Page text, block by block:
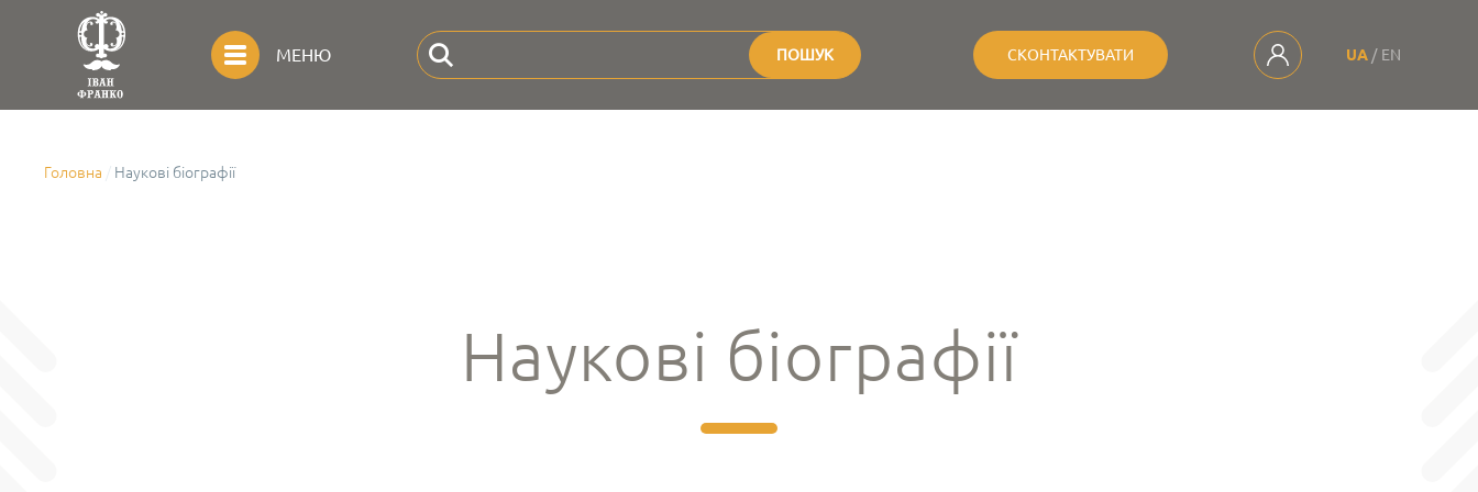
МЕНЮ ПОШУК СКОНТАКТУВАТИ UA EN
Головна Наукові біографії
Наукові біографії